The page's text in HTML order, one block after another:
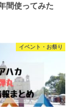
間使ってみた
イベント・お祭り